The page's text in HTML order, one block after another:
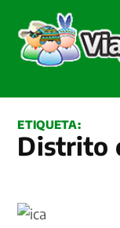
contenido
ETIQUETA: